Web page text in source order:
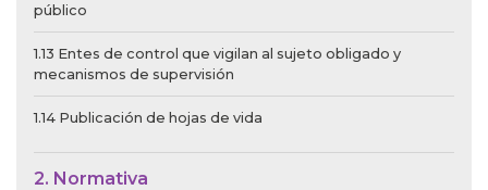
público
1.13 Entes de control que vigilan al sujeto obligado y
mecanismos de supervisión
1.14 Publicación de hojas de vida
2. Normativa